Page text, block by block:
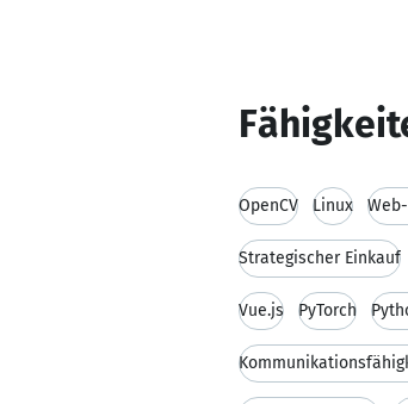
OpenCV Linux
Strategischer Einkauf
Vue.js PyTorch